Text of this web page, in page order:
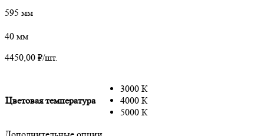
595 мм
40 мм
4450,00 ₽/шт.
Цветовая температура
3000 К
4000 К
5000 К